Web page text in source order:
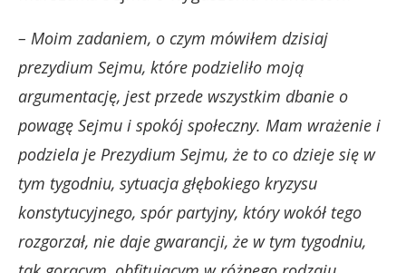
– Moim zadaniem, o czym mówiłem dzisiaj
prezydium Sejmu, które podzieliło moją
argumentację, jest przede wszystkim dbanie o
powagę Sejmu i spokój społeczny. Mam wrażenie i
podziela je Prezydium Sejmu, że to co dzieje się w
tym tygodniu, sytuacja głębokiego kryzysu
konstytucyjnego, spór partyjny, który wokół tego
rozgorzał, nie daje gwarancji, że w tym tygodniu,